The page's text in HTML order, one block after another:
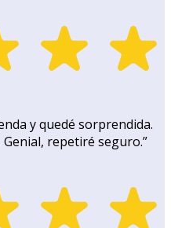
y quedé sorprendida.
Genial, repetiré seguro.”